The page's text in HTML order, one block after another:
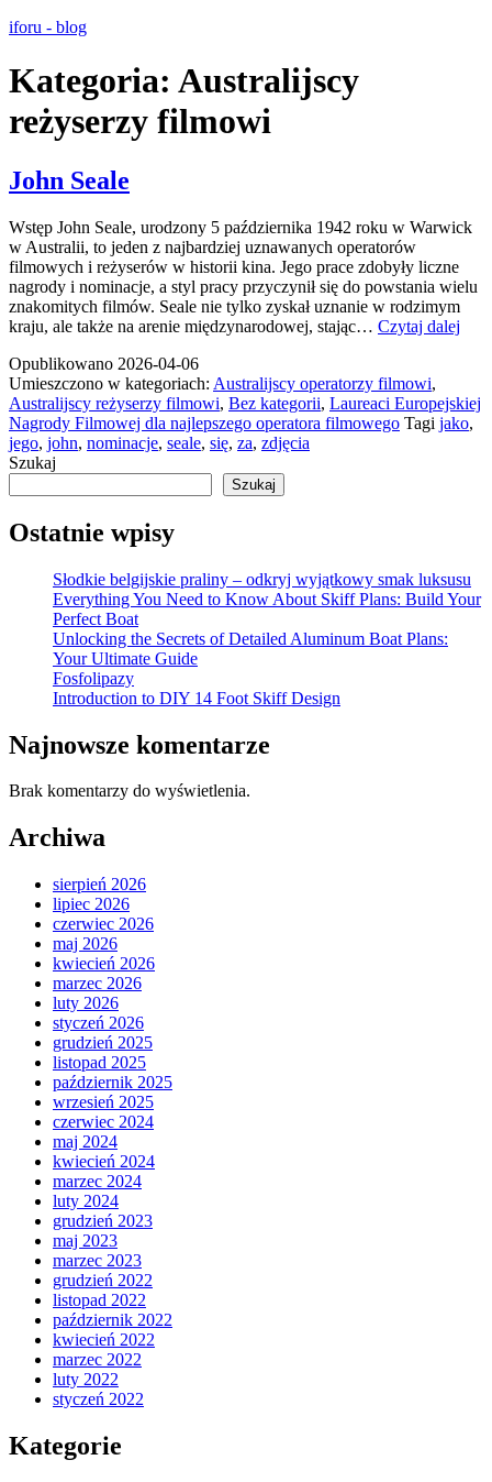
Przejdź
treści
iforu - blog
Kategoria: Australijscy
reżyserzy filmowi
John Seale
Wstęp John Seale, urodzony 5 października 1942 roku w Warwick
w Australii, to jeden z najbardziej uznawanych operatorów
filmowych i reżyserów w historii kina. Jego prace zdobyły liczne
nagrody i nominacje, a styl pracy przyczynił się do powstania wielu
znakomitych filmów. Seale nie tylko zyskał uznanie w rodzimym
kraju, ale także na arenie międzynarodowej, stając… Czytaj dalej
Opublikowano 2026-04-06
Umieszczono w kategoriach: Australijscy operatorzy filmowi,
Australijscy reżyserzy filmowi, Bez kategorii, Laureaci Europejskiej
Nagrody Filmowej dla najlepszego operatora filmowego Tagi jako,
jego, john, nominacje, seale, się, za, zdjęcia
Szukaj
Szukaj
Ostatnie wpisy
Słodkie belgijskie praliny – odkryj wyjątkowy smak luksusu
Everything You Need to Know About Skiff Plans: Build Your
Perfect Boat
Unlocking the Secrets of Detailed Aluminum Boat Plans:
Your Ultimate Guide
Fosfolipazy
Introduction to DIY 14 Foot Skiff Design
Najnowsze komentarze
Brak komentarzy do wyświetlenia.
Archiwa
sierpień 2026
lipiec 2026
czerwiec 2026
maj 2026
kwiecień 2026
marzec 2026
luty 2026
styczeń 2026
grudzień 2025
listopad 2025
październik 2025
wrzesień 2025
czerwiec 2024
maj 2024
kwiecień 2024
marzec 2024
luty 2024
grudzień 2023
maj 2023
marzec 2023
grudzień 2022
listopad 2022
październik 2022
kwiecień 2022
marzec 2022
luty 2022
styczeń 2022
Kategorie